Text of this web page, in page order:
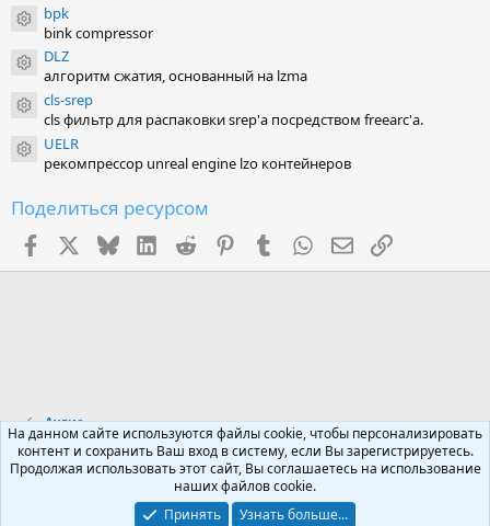
Иконка ресурса
bpk
bink compressor
Иконка ресурса
DLZ
алгоритм сжатия, основанный на lzma
Иконка ресурса
cls-srep
cls фильтр для распаковки srep'а посредством freearc'а.
Иконка ресурса
UELR
рекомпрессор unreal engine lzo контейнеров
Поделиться ресурсом
FacebookX (Twitter)
BlueskyLinkedInReddit PinterestTumblr WhatsApp
Электронная
Ссылка
Аудио
Russian (RU)
Условия и правила
Политика конфиденциальности
Помощь
На данном сайте используются файлы cookie, чтобы персонализировать
контент и сохранить Ваш вход в систему, если Вы зарегистрируетесь.
Продолжая использовать этот сайт, Вы соглашаетесь на использование
наших файлов cookie.
Принять
Узнать больше...